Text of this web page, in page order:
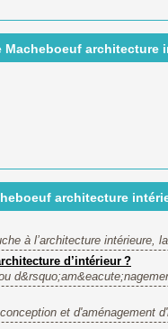
architecture
architecture
à l’architecture intérieure,
d’intérieur ?
et d'aménagement